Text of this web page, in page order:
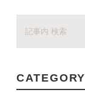
CATEGORY